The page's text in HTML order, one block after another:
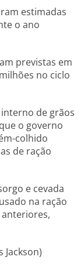
estimadas
o ano
previstas em
no ciclo
de grãos
o governo
colhido
de ração
e cevada
na ração
Jackson)